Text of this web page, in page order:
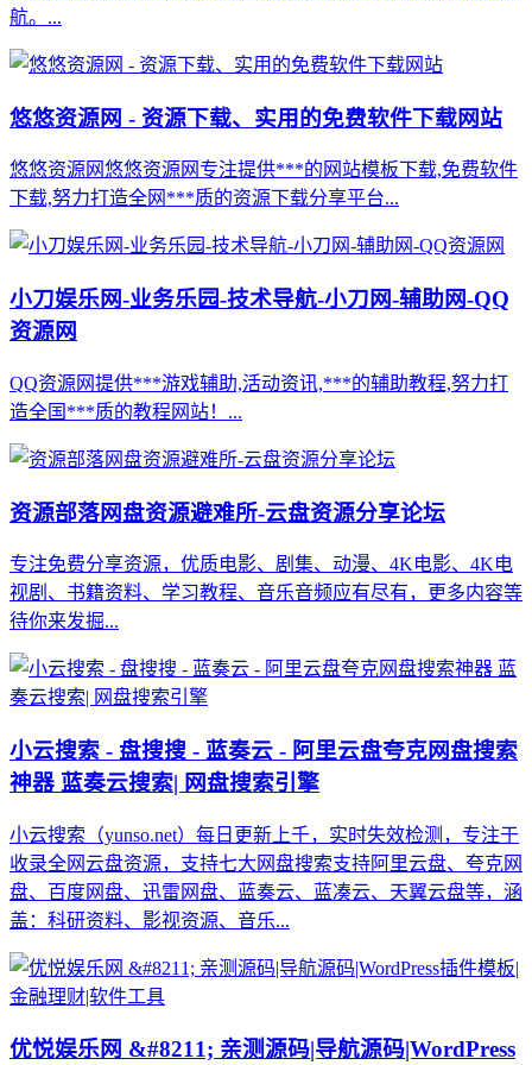
航。...
悠悠资源网 - 资源下载、实用的免费软件下载网站
悠悠资源网悠悠资源网专注提供***的网站模板下载,免费软件
下载,努力打造全网***质的资源下载分享平台...
小刀娱乐网-业务乐园-技术导航-小刀网-辅助网-QQ
资源网
QQ资源网提供***游戏辅助,活动资讯,***的辅助教程,努力打
造全国***质的教程网站！...
资源部落网盘资源避难所-云盘资源分享论坛
专注免费分享资源，优质电影、剧集、动漫、4K电影、4K电
视剧、书籍资料、学习教程、音乐音频应有尽有，更多内容等
待你来发掘...
小云搜索 - 盘搜搜 - 蓝奏云 - 阿里云盘夸克网盘搜索
神器 蓝奏云搜索| 网盘搜索引擎
小云搜索（yunso.net）每日更新上千，实时失效检测，专注于
收录全网云盘资源，支持七大网盘搜索支持阿里云盘、夸克网
盘、百度网盘、迅雷网盘、蓝奏云、蓝凑云、天翼云盘等，涵
盖：科研资料、影视资源、音乐...
优悦娱乐网 &#8211; 亲测源码|导航源码|WordPress